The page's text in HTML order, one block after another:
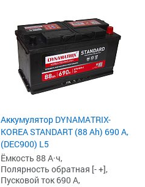
Аккумулятор DYNAMATRIX-
KOREA STANDART (88 Ah) 690 А,
(DEC900) L5
Ёмкость 88 А·ч,
Полярность обратная [- +],
Пусковой ток 690 А,